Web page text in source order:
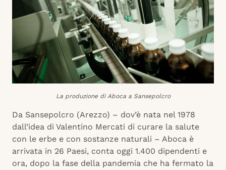
La produzione di Aboca a Sansepolcro
Da Sansepolcro (Arezzo) – dov’è nata nel 1978
dall’idea di Valentino Mercati di curare la salute
con le erbe e con sostanze naturali – Aboca è
arrivata in 26 Paesi, conta oggi 1.400 dipendenti e
ora, dopo la fase della pandemia che ha fermato la